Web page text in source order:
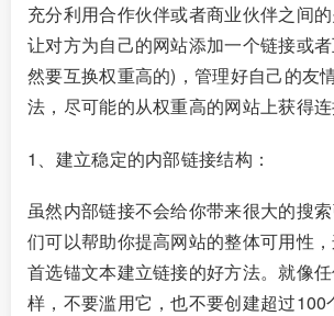
充分利用合作伙伴或者商业伙伴之间
让对方为自己的网站添加一个链接或
然要互换权重高的)，管理好自己的友
法，尽可能的从权重高的网站上获得连
1、建立稳定的内部链接结构：
虽然内部链接不会给你带来很大的搜
们可以帮助你提高网站的整体可用性
首选锚文本建立链接的好方法。就像
样，不要滥用它，也不要创建超过100